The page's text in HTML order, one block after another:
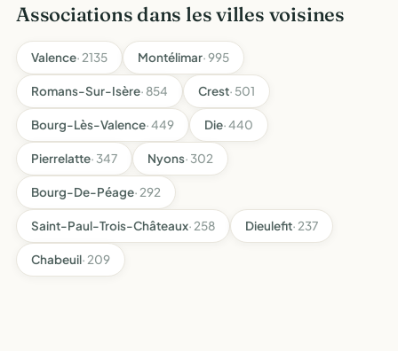
Associations dans les villes voisines
Valence· 2135 Montélimar· 995
Romans-Sur-Isère· 854 Crest· 501
Bourg-Lès-Valence· 449 Die· 440
Pierrelatte· 347 Nyons· 302
Bourg-De-Péage· 292
Saint-Paul-Trois-Châteaux· 258 Dieulefit· 237
Chabeuil· 209